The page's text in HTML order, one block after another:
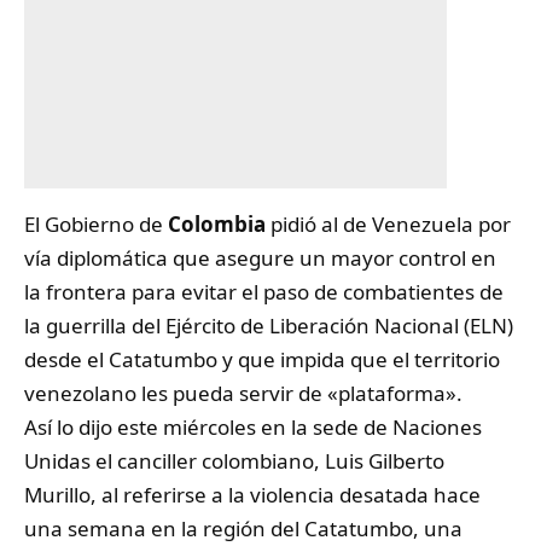
El Gobierno de Colombia pidió al de Venezuela por
vía diplomática que asegure un mayor control en
la frontera para evitar el paso de combatientes de
la guerrilla del Ejército de Liberación Nacional (ELN)
desde el Catatumbo y que impida que el territorio
venezolano les pueda servir de «plataforma».
Así lo dijo este miércoles en la sede de Naciones
Unidas el canciller colombiano, Luis Gilberto
Murillo, al referirse a la violencia desatada hace
una semana en la región del Catatumbo, una